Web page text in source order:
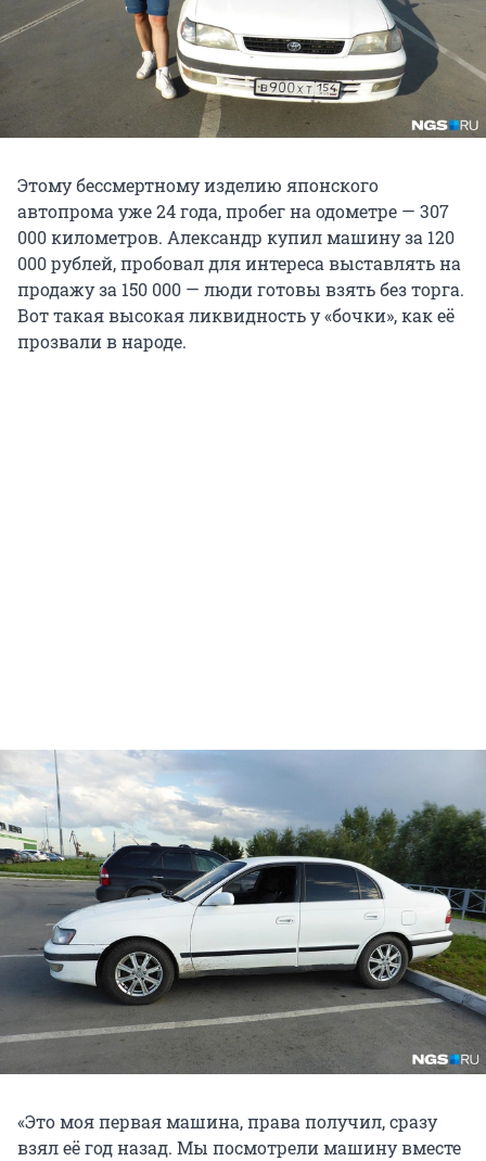
Этому бессмертному изделию японского
автопрома уже 24 года, пробег на одометре — 307
000 километров. Александр купил машину за 120
000 рублей, пробовал для интереса выставлять на
продажу за 150 000 — люди готовы взять без торга.
Вот такая высокая ликвидность у «бочки», как её
прозвали в народе.
«Это моя первая машина, права получил, сразу
взял её год назад. Мы посмотрели машину вместе